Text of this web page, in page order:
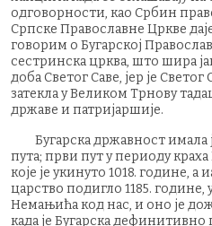
одговорности, као Србин
Српске Православне Цркве
говорим о Бугарској
сестринска црква, што шира
доба Светог Саве, јер је
затекла у Великом Трнову
државе и патријаршије.
Бугарска државност имала
пута; први пут у периоду
које је укинуто 1018. године, а
царство подигло 1185. године,
Немањића код нас, и оно је
када је Бугарска дефинитивно